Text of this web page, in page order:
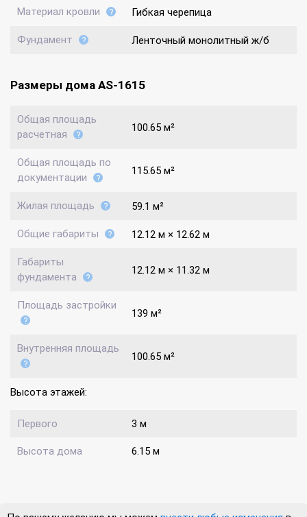
Материал кровли Гибкая черепица
Фундамент Ленточный монолитный ж/б
Размеры дома AS-1615
Общая площадь
расчетная
100.65 м²
Общая площадь по
документации
115.65 м²
Жилая площадь 59.1 м²
Общие габариты 12.12 м × 12.62 м
Габариты
фундамента
12.12 м × 11.32 м
Площадь застройки
139 м²
Внутренняя площадь
100.65 м²
Высота этажей:
Первого 3 м
Высота дома 6.15 м